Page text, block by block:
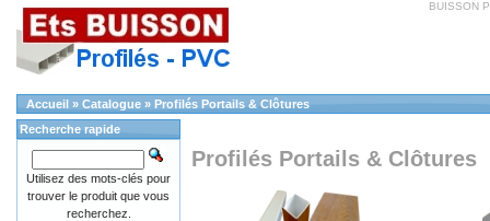
BUISSON
Accueil » Catalogue » Profilés Portails & Clôtures
Profilés Portails & Clôtures
Recherche rapide
Utilisez des mots-clés pour
trouver le produit que vous
recherchez.